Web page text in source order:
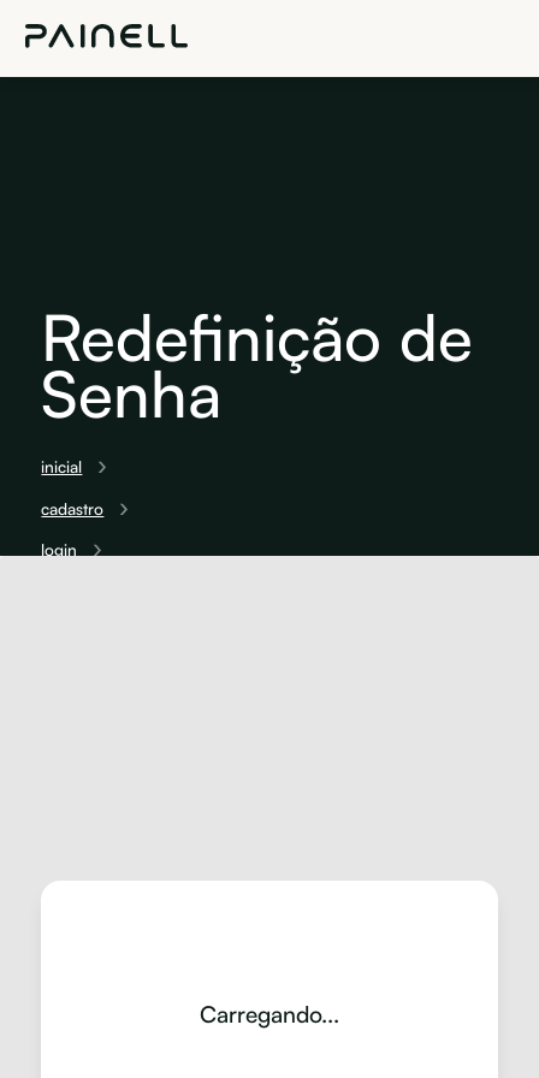
Redefinição de
Senha
inicial
cadastro
login
Carregando...